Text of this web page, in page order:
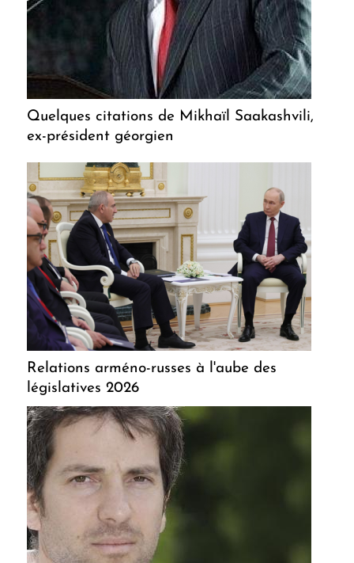
Quelques citations de Mikhaïl Saakashvili,
ex-président géorgien
Relations arméno-russes à l'aube des
législatives 2026